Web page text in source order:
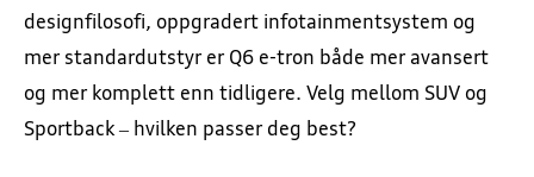
Forsikring
Garanti
Ruteservice
Skade og bilpleie
designfilosofi, oppgradert infotainmentsystem og
mer standardutstyr er Q6 e-tron både mer avansert
og mer komplett enn tidligere. Velg mellom SUV og
Sportback – hvilken passer deg best?